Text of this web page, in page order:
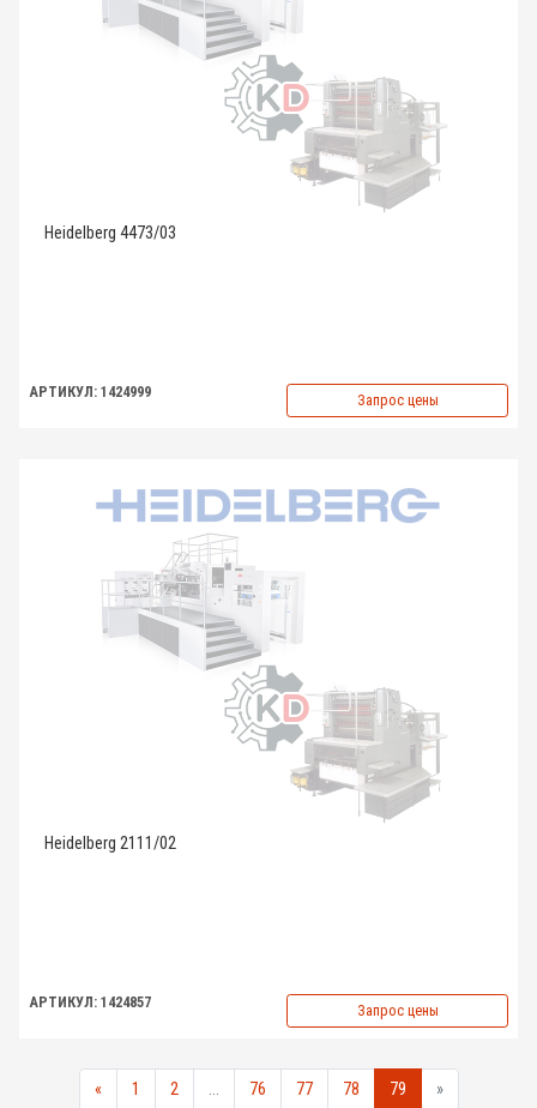
Heidelberg 4473/03
АРТИКУЛ: 1424999 Запрос цены
Heidelberg 2111/02
АРТИКУЛ: 1424857 Запрос цены
« 1 2 ... 76 77 78 79 »